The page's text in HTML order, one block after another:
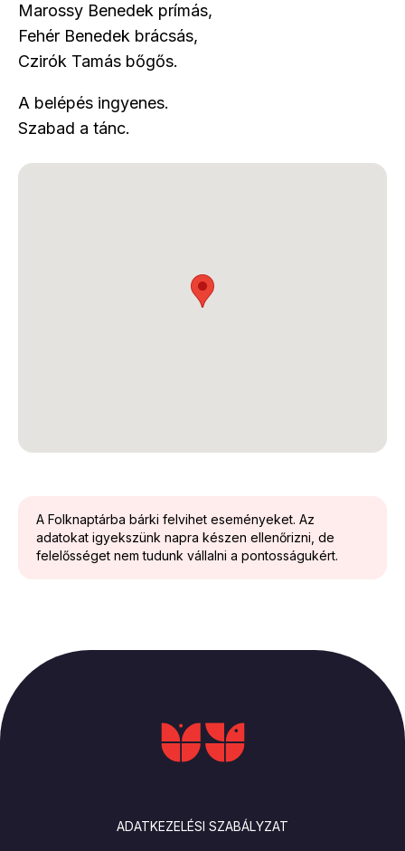
Marossy Benedek prímás,
Fehér Benedek brácsás,
Czirók Tamás bőgős.
A belépés ingyenes.
Szabad a tánc.
A Folknaptárba bárki felvihet eseményeket. Az
adatokat igyekszünk napra készen ellenőrizni, de
felelősséget nem tudunk vállalni a pontosságukért.
ADATKEZELÉSI SZABÁLYZAT